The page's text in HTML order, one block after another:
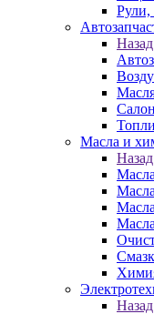
Рули,
Назад
Масла и
Назад
Назад